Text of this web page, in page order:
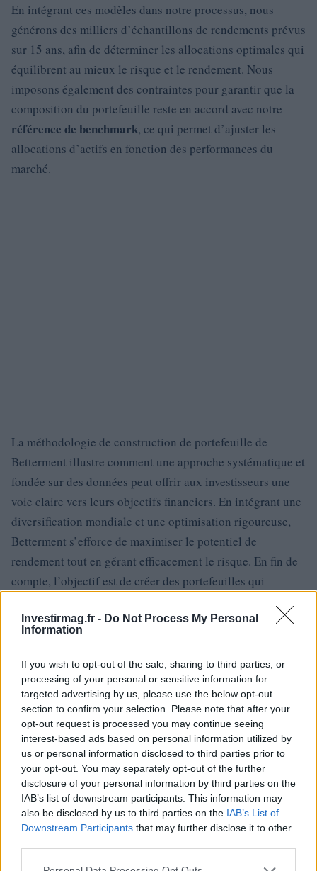
Investirmag.fr - Do Not Process My Personal
Information
If you wish to opt-out of the sale, sharing to third parties, or
processing of your personal or sensitive information for
targeted advertising by us, please use the below opt-out
section to confirm your selection. Please note that after your
opt-out request is processed you may continue seeing
interest-based ads based on personal information utilized by
us or personal information disclosed to third parties prior to
your opt-out. You may separately opt-out of the further
disclosure of your personal information by third parties on the
IAB’s list of downstream participants. This information may
also be disclosed by us to third parties on the IAB’s List of
Downstream Participants that may further disclose it to other
Please note that this website/app uses one or more Google
En intégrant ces modèles dans notre processus, nous
générons des milliers d’échantillons de rendements prévus
sur 15 ans, afin de déterminer les allocations optimales qui
équilibrent au mieux le risque et le rendement. Nous
imposons également des contraintes pour garantir que la
composition du portefeuille reste en accord avec notre
référence de benchmark, ce qui permet d’ajuster les
allocations d’actifs en fonction des performances du
marché.
La méthodologie de construction de portefeuille de
Betterment illustre comment une approche systématique et
fondée sur des données peut offrir aux investisseurs une
voie claire vers leurs objectifs financiers. En intégrant une
diversification mondiale et une optimisation rigoureuse,
Betterment s’efforce de maximiser le potentiel de
rendement tout en gérant efficacement le risque. En fin de
compte, l’objectif est de créer des portefeuilles qui
réalités du marché mondial.
AUTEUR
Staff